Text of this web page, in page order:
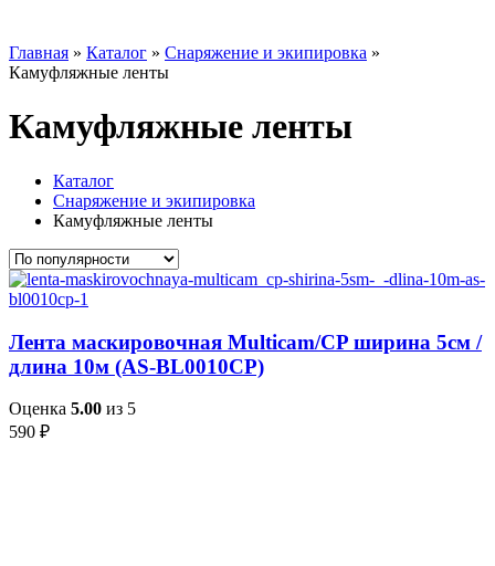
Главная » Каталог » Снаряжение и экипировка »
Камуфляжные ленты
Камуфляжные ленты
Каталог
Снаряжение и экипировка
Камуфляжные ленты
Лента маскировочная Multicam/CP ширина 5см /
длина 10м (AS-BL0010CP)
Оценка 5.00 из 5
590 ₽